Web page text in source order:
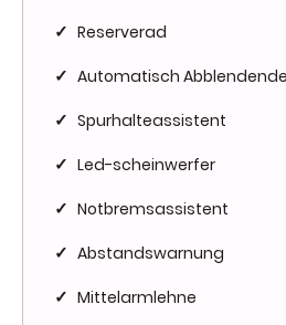
✓ Reserverad
✓ Automatisch
✓ Spurhalteassistent
✓ Led-scheinwerfer
✓ Notbremsassistent
✓ Abstandswarnung
✓ Mittelarmlehne